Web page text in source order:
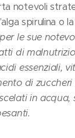
notevoli
spirulina o la
le sue
di
essenziali,
di
in